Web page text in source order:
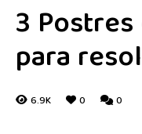
3
para
6.9K 0 0